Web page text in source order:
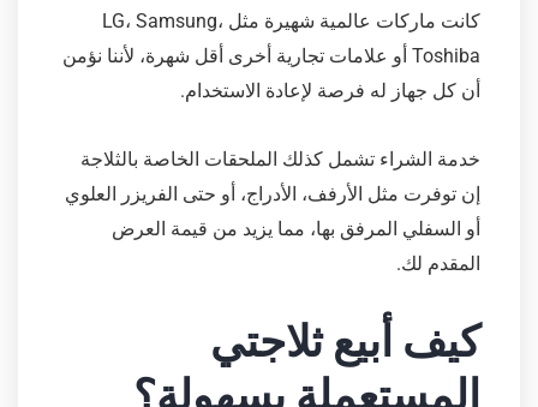
كانت ماركات عالمية شهيرة مثل LG، Samsung،
Toshiba أو علامات تجارية أخرى أقل شهرة، لأننا نؤمن
أن كل جهاز له فرصة لإعادة الاستخدام.
خدمة الشراء تشمل كذلك الملحقات الخاصة بالثلاجة
إن توفرت مثل الأرفف، الأدراج، أو حتى الفريزر العلوي
أو السفلي المرفق بها، مما يزيد من قيمة العرض
المقدم لك.
كيف أبيع ثلاجتي